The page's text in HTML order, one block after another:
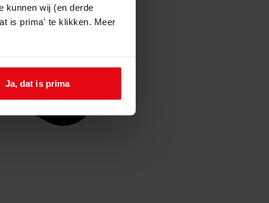
kunnen wij (en derde
is prima' te klikken. Meer
Ja, dat is prima